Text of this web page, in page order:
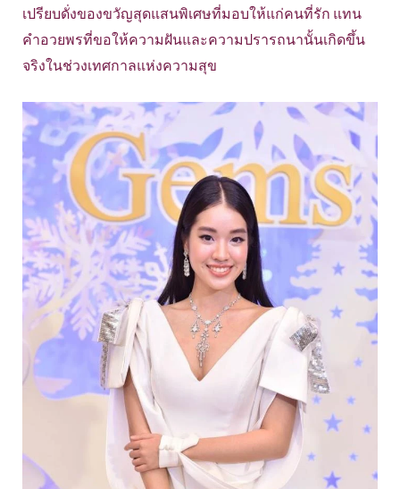
เปรียบดั่งของขวัญสุดแสนพิเศษที่มอบให้แก่คนที่รัก แทน
คำอวยพรที่ขอให้ความฝันและความปรารถนานั้นเกิดขึ้น
จริงในช่วงเทศกาลแห่งความสุข